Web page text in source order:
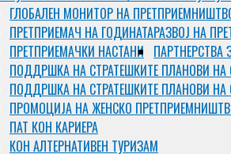
ГЛОБАЛЕН МОНИТОР НА
РАЗВОЈ НА
ПРЕТПРИЕМАЧ НА ГОДИНАТА
ПРЕТПРИЕМАЧКИ НАСТАНИ ПАРТНЕРСТВА
ПОДДРШКА НА СТРАТЕШКИТЕ ПЛАНОВИ НА
ПОДДРШКА НА СТРАТЕШКИТЕ ПЛАНОВИ НА
ПРОМОЦИЈА НА ЖЕНСКО
ПАТ КОН КАРИЕРА
КОН АЛТЕРНАТИВЕН ТУРИЗАМ